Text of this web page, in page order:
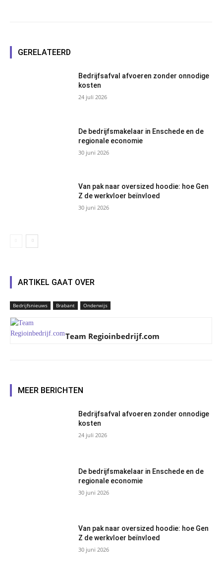
GERELATEERD
Bedrijfsafval afvoeren zonder onnodige
kosten
24 juli 2026
De bedrijfsmakelaar in Enschede en de
regionale economie
30 juni 2026
Van pak naar oversized hoodie: hoe Gen
Z de werkvloer beïnvloed
30 juni 2026
ARTIKEL GAAT OVER
Bedrijfsnieuws Brabant Onderwijs
Team Regioinbedrijf.com
MEER BERICHTEN
Bedrijfsafval afvoeren zonder onnodige
kosten
24 juli 2026
De bedrijfsmakelaar in Enschede en de
regionale economie
30 juni 2026
Van pak naar oversized hoodie: hoe Gen
Z de werkvloer beïnvloed
30 juni 2026